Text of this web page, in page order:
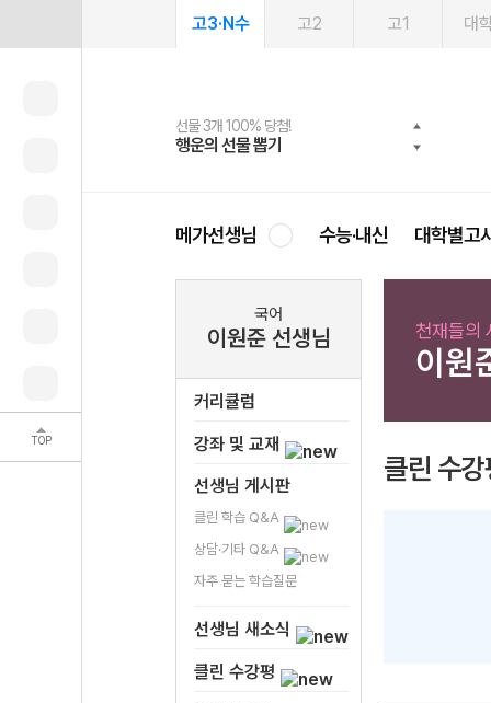
TOP
고3·N수 고2 고1 대
선물 3개 100% 당첨!
행운의 선물 뽑기
선물 100% 증정!
메가스터디 X 올리브
여름방학 스터디 캐시백
메가런 썸머스쿨
2027 러셀 단과
강사 공개선발
스마트러닝앱
설문 EVENT
메가패스
3일 무료 체험권
메가패스 수강생 무료혜택!
메가클럽 멤버십
사회공헌 캠페인
희망이룸 메가나눔
메가선생님 수능·내신 대학별고
국어
이원준 선생님
커리큘럼
강좌 및 교재
선생님 게시판
클린 학습 Q&A
상담·기타 Q&A
자주 묻는 학습질문
선생님 새소식
클린 수강평
천재들의
이원
클린 수강